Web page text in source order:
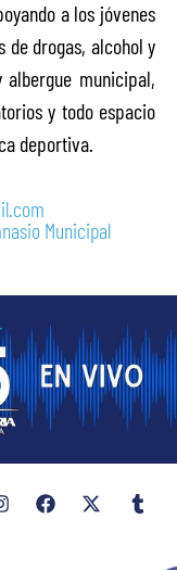
a los jóvenes
de drogas, alcohol y
municipal,
y todo espacio
deportiva.
Municipal